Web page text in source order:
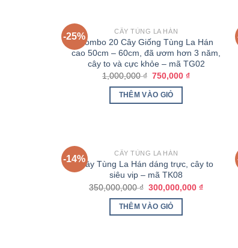
-25%
CÂY TÙNG LA HÁN
Combo 20 Cây Giống Tùng La Hán
cao 50cm – 60cm, đã ươm hơn 3 năm,
cây to và cực khỏe – mã TG02
1,000,000₫ 750,000 ₫
THÊM VÀO GIỎ
-14%
CÂY TÙNG LA HÁN
Cây Tùng La Hán dáng trực, cây to
siêu vip – mã TK08
350,000,000₫ 300,000,000 ₫
THÊM VÀO GIỎ